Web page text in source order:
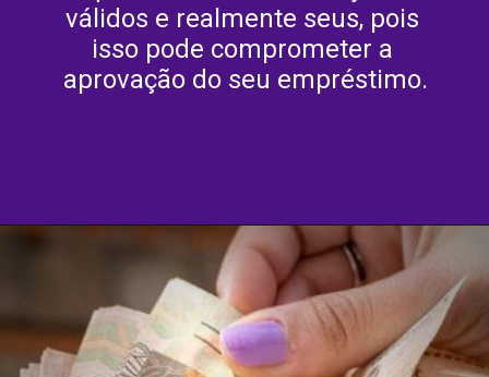
válidos e realmente seus, pois
isso pode comprometer a
aprovação do seu empréstimo.